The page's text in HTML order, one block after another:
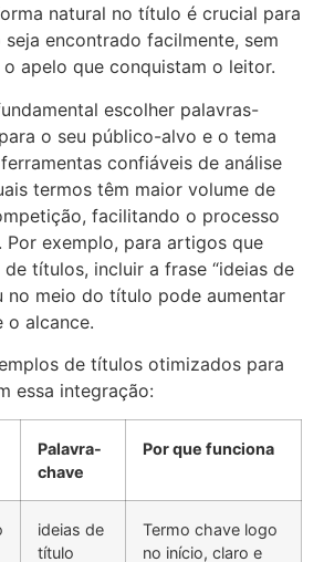
natural no título é crucial para
encontrado facilmente, sem
apelo que conquistam o leitor.
escolher palavras-
o seu público-alvo e o tema
confiáveis de análise
termos têm maior volume de
facilitando o processo
Por exemplo, para artigos que
títulos, incluir a frase “ideias de
no meio do título pode aumentar
o alcance.
de títulos otimizados para
essa integração:
Palavra-
chave
Por que funciona
ideias de
título
Termo chave logo
no início, claro e